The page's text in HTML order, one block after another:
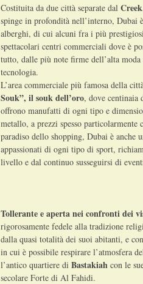
Costituita da due città separate dal Creek
spinge in profondità nell’interno, Dubai
alberghi, di cui alcuni fra i più
spettacolari centri commerciali dove è
tutto, dalle più note firme dell’alta
tecnologia.
L’area commerciale più famosa della
Souk”, il souk dell’oro, dove centinaia
offrono manufatti di ogni tipo e
metallo, a prezzi spesso
paradiso dello shopping, Dubai è anche
appassionati di ogni tipo di sport,
livello e dal continuo susseguirsi di
Tollerante e aperta nei confronti dei
rigorosamente fedele alla tradizione
dalla quasi totalità dei suoi abitanti, e
in cui è possibile respirare l’atmosfera
l’antico quartiere di Bastakiah con le
secolare Forte di Al Fahidi.